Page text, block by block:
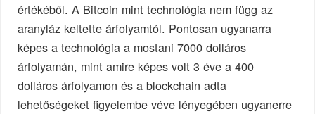
értékéből. A Bitcoin mint technológia nem függ az
aranyláz keltette árfolyamtól. Pontosan ugyanarra
képes a technológia a mostani 7000 dolláros
árfolyamán, mint amire képes volt 3 éve a 400
dolláros árfolyamon és a blockchain adta
lehetőségeket figyelembe véve lényegében ugyanerre